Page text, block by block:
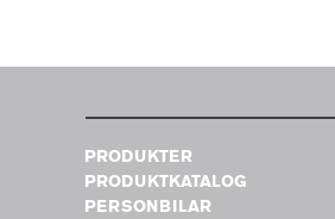
PRODUKTER
PRODUKTKATALOG
PERSONBILAR